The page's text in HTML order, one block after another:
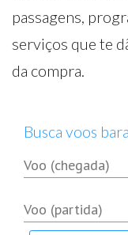
passagens,
serviços que te
da compra.
Busca voos